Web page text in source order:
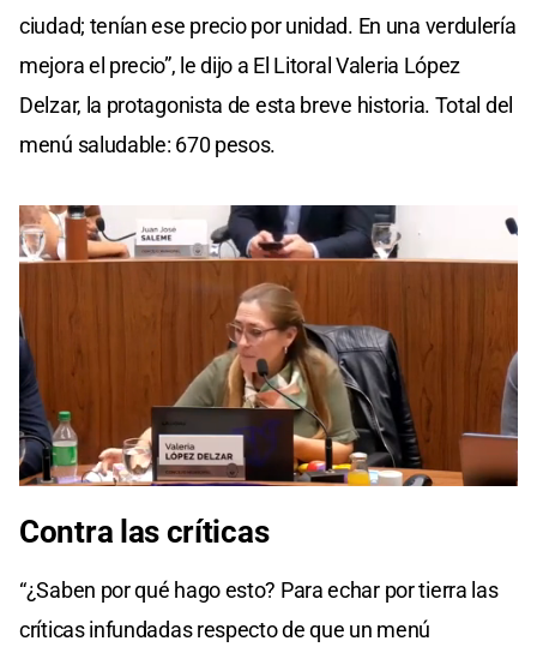
ciudad; tenían ese precio por unidad. En una verdulería
mejora el precio”, le dijo a El Litoral Valeria López
Delzar, la protagonista de esta breve historia. Total del
menú saludable: 670 pesos.
of
Contra las críticas
“¿Saben por qué hago esto? Para echar por tierra las
críticas infundadas respecto de que un menú